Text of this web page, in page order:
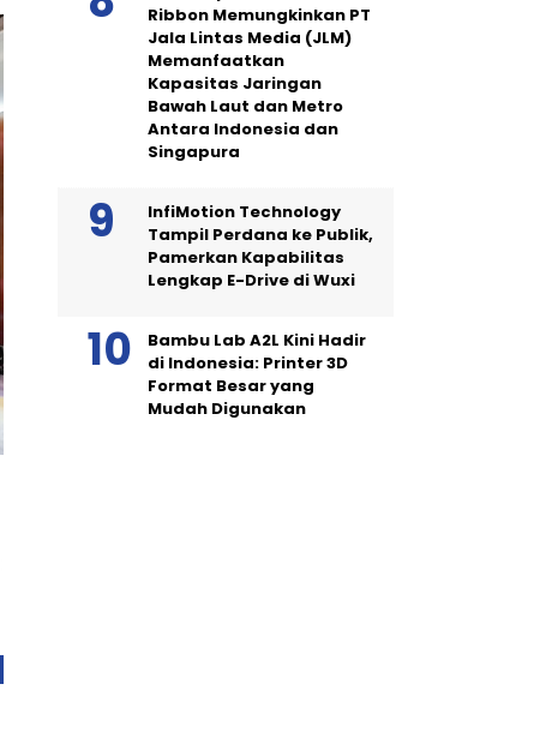
Ribbon Memungkinkan PT
Jala Lintas Media (JLM)
Memanfaatkan
Kapasitas Jaringan
Bawah Laut dan Metro
Antara Indonesia dan
Singapura
InfiMotion Technology
Tampil Perdana ke Publik,
Pamerkan Kapabilitas
Lengkap E-Drive di Wuxi
Bambu Lab A2L Kini Hadir
di Indonesia: Printer 3D
Format Besar yang
Mudah Digunakan